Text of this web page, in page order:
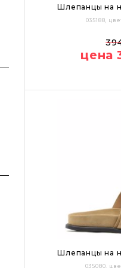
Шлепанцы на
035188,
цена
Шлепанцы на
035080,